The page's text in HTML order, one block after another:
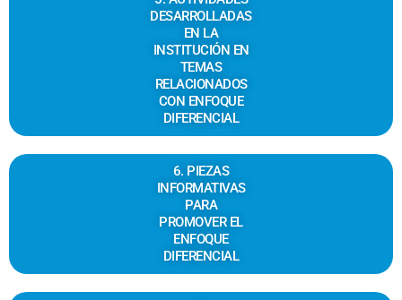
DESARROLLADAS
EN LA
INSTITUCIÓN EN
TEMAS
RELACIONADOS
CON ENFOQUE
DIFERENCIAL
6. PIEZAS
INFORMATIVAS
PARA
PROMOVER EL
ENFOQUE
DIFERENCIAL